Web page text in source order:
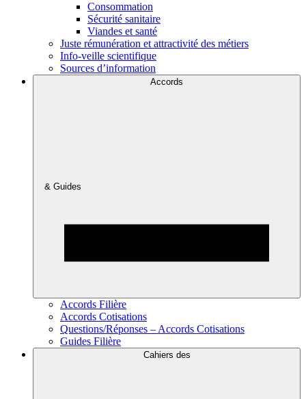
Consommation
Sécurité sanitaire
Viandes et santé
Juste rémunération et attractivité des métiers
Info-veille scientifique
Sources d’information
Accords
& Guides
Accords Filière
Accords Cotisations
Questions/Réponses – Accords Cotisations
Guides Filière
Cahiers des